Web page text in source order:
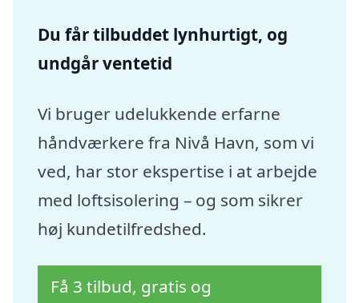
Du får tilbuddet lynhurtigt, og
undgår ventetid
Vi bruger udelukkende erfarne
håndværkere fra Nivå Havn, som vi
ved, har stor ekspertise i at arbejde
med loftsisolering – og som sikrer
høj kundetilfredshed.
Få 3 tilbud, gratis og